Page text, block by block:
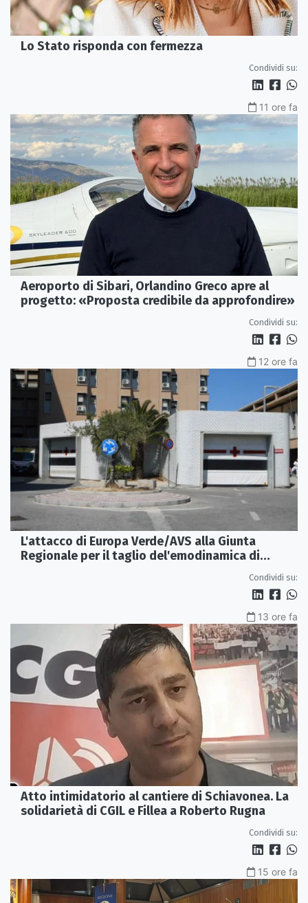
Lo Stato risponda con fermezza
Condividi su:
11 ore fa
Aeroporto di Sibari, Orlandino Greco apre al
progetto: «Proposta credibile da approfondire»
Condividi su:
12 ore fa
L'attacco di Europa Verde/AVS alla Giunta
Regionale per il taglio del'emodinamica di
Condividi su:
13 ore fa
Atto intimidatorio al cantiere di Schiavonea. La
solidarietà di CGIL e Fillea a Roberto Rugna
Condividi su:
15 ore fa